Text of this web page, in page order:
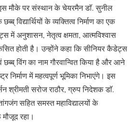
मौके पर संस्थान के चेयरमैन डाॅ. सुनील
विद्यार्थियों के व्यक्तित्व निर्माण का एक
में अनुशासन, नेतृत्व क्षमता, आत्मविश्वास
होती है। उन्होंने कहा कि सीनियर कैडेट्स
विंग का नाम गौरवान्वित किया है और आने
निर्माण में महत्वपूर्ण भूमिका निभाएंगे। इस
श्रीमती सरोज राठौर, ग्रुप निदेशक डाॅ.
सहित समस्त महाविद्यालयों के
रहा।